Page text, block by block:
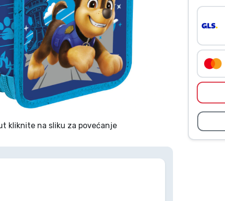
kliknite na sliku za povećanje